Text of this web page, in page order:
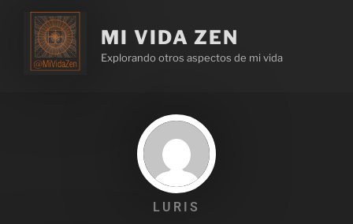
MI VIDA ZEN
Explorando otros aspectos de mi vida
LURIS